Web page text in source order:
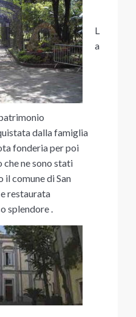
L
a
dalla famiglia
fonderia per poi
ne sono stati
comune di San
restaurata
splendore .